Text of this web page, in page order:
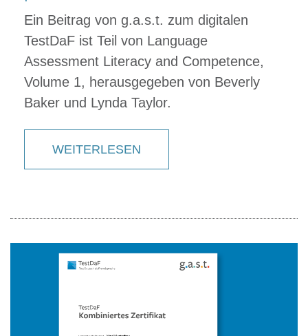
Ein Beitrag von g.a.s.t. zum digitalen
TestDaF ist Teil von Language
Assessment Literacy and Competence,
Volume 1, herausgegeben von Beverly
Baker und Lynda Taylor.
WEITERLESEN